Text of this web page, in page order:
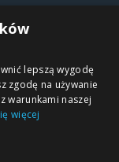
Copyright © 2012-2026
Sklep internetowy
iPICASSO.PL
Malowanie po
numerach – zbliż
się do świata sztuki!
lepszą wygodę
zgodę na używanie
warunkami naszej
więcej